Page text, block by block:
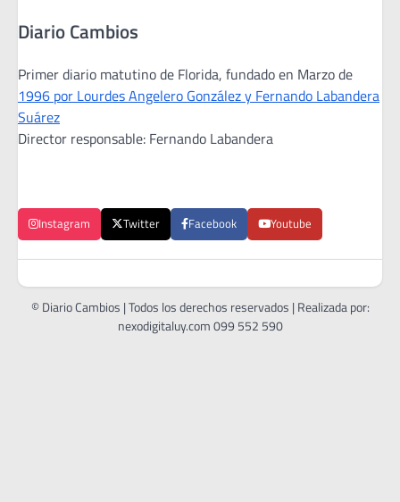
Diario Cambios
Primer diario matutino de Florida, fundado en Marzo de
1996 por Lourdes Angelero González y Fernando Labandera
Suárez
Director responsable: Fernando Labandera
Instagram Twitter Facebook Youtube